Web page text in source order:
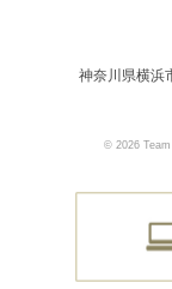
神奈川県横浜
© 2026